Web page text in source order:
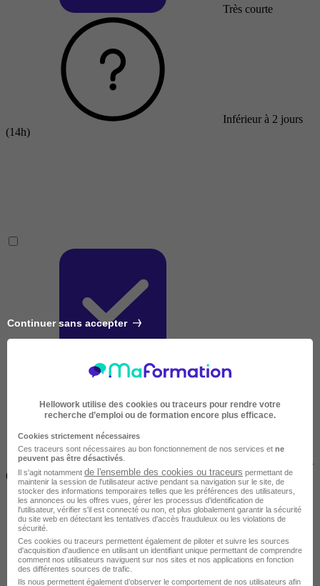
Très courte
Inférieur à 2 jours
(14h)
2 jours à 2 semaines
(14h à 70h)
Continuer sans accepter
Hellowork utilise des cookies ou traceurs pour rendre votre
recherche d’emploi ou de formation encore plus efficace.
Cookies strictement nécessaires
Ces traceurs sont nécessaires au bon fonctionnement de nos services et ne
peuvent pas être désactivés
Il s'agit notamment de l'ensemble des cookies ou traceurs permettant de
maintenir la session de l'utilisateur active pendant sa navigation sur le site, de
stocker des informations temporaires telles que les préférences des utilisateurs,
les annonces ou les offres vues, gérer les processus d'identification de
l'utilisateur, vérifier s'il est connecté ou non, et plus globalement garantir la sécurité
du site web en détectant les tentatives d'accès frauduleux ou les violations de
sécurité.
Ces cookies ou traceurs permettent également de piloter et suivre les sources
d'acquisition d'audience en utilisant un identifiant unique permettant de comprendre
comment nos utilisateurs naviguent sur nos sites et nos applications en fonction
des différentes sources de trafic.
Ils nous permettent également d’observer le comportement de nos utilisateurs afin